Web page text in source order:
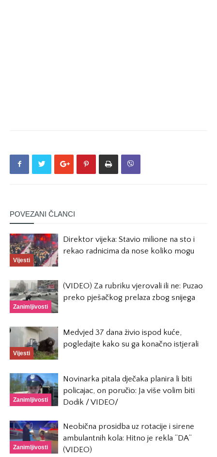
POVEZANI ČLANCI
Vijesti
Direktor vijeka: Stavio milione na sto i
rekao radnicima da nose koliko mogu
Zanimljivosti
(VIDEO) Za rubriku vjerovali ili ne: Puzao
preko pješačkog prelaza zbog snijega
Vijesti
Medvjed 37 dana živio ispod kuće,
pogledajte kako su ga konačno istjerali
Zanimljivosti
Novinarka pitala dječaka planira li biti
policajac, on poručio: Ja više volim biti
Dodik / VIDEO/
Zanimljivosti
Neobična prosidba uz rotacije i sirene
ambulantnih kola: Hitno je rekla “DA”
(VIDEO)